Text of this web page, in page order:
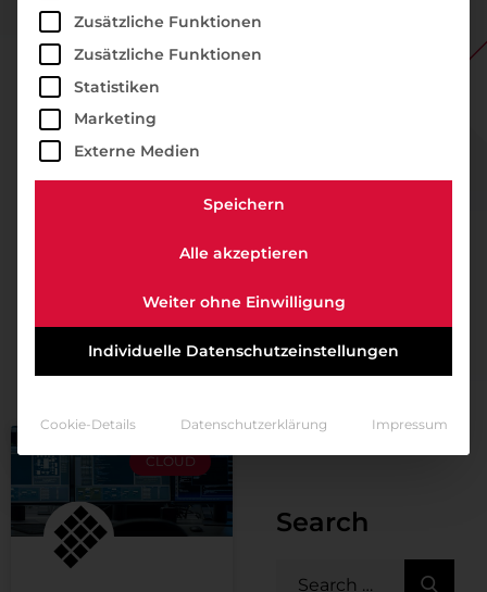
CLOUD
Search
Zusätzliche Funktionen
Zusätzliche Funktionen
Statistiken
Marketing
Externe Medien
Speichern
Alle akzeptieren
Weiter ohne Einwilligung
Individuelle Datenschutzeinstellungen
Cookie-Details Datenschutzerklärung Impressum